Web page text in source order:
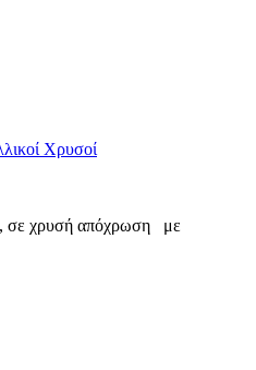
Χρυσοί
σε χρυσή απόχρωση με